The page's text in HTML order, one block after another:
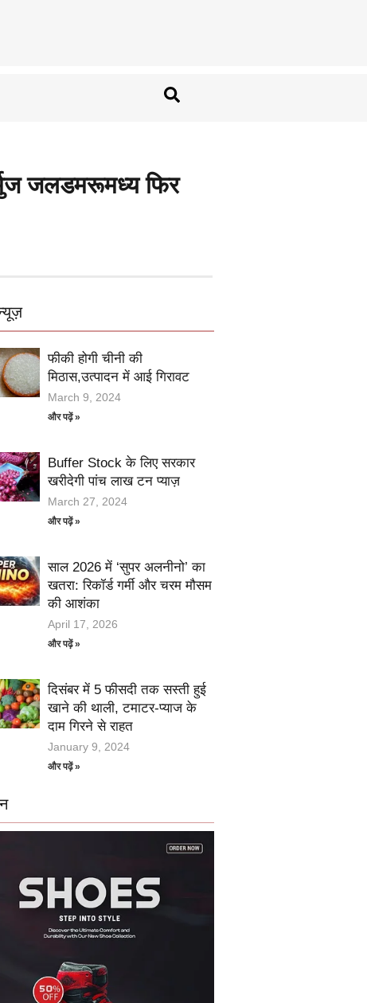
जलडमरूमध्य फिर
फीकी होगी चीनी की
मिठास,उत्पादन में आई गिरावट
March 9, 2024
और पढ़ें »
Buffer Stock के लिए सरकार
खरीदेगी पांच लाख टन प्याज़
March 27, 2024
और पढ़ें »
साल 2026 में ‘सुपर अलनीनो’ का
खतरा: रिकॉर्ड गर्मी और चरम मौसम
की आशंका
April 17, 2026
और पढ़ें »
दिसंबर में 5 फीसदी तक सस्ती हुई
खाने की थाली, टमाटर-प्याज के
दाम गिरने से राहत
January 9, 2024
और पढ़ें »